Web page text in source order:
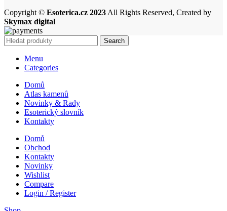
Copyright © Esoterica.cz 2023 All Rights Reserved, Created by
Skymax digital
Search
Menu
Categories
Domů
Atlas kamenů
Novinky & Rady
Esoterický slovník
Kontakty
Domů
Obchod
Kontakty
Novinky
Wishlist
Compare
Login / Register